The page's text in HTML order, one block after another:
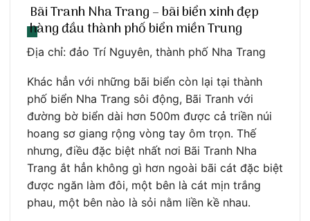
Bãi Tranh Nha Trang – bãi biển xinh đẹp
hàng đầu thành phố biển miền Trung
Địa chỉ: đảo Trí Nguyên, thành phố Nha Trang
Khác hẳn với những bãi biển còn lại tại thành
phố biển Nha Trang sôi động, Bãi Tranh với
đường bờ biển dài hơn 500m được cả triền núi
hoang sơ giang rộng vòng tay ôm trọn. Thế
nhưng, điều đặc biệt nhất nơi Bãi Tranh Nha
Trang ắt hẳn không gì hơn ngoài bãi cát đặc biệt
được ngăn làm đôi, một bên là cát mịn trắng
phau, một bên nào là sỏi nằm liền kề nhau.